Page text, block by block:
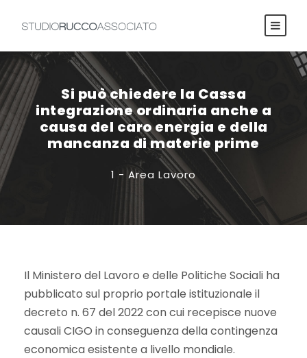
Si può chiedere la Cassa
integrazione ordinaria anche a
causa del caro energia e della
mancanza di materie prime
1 - Area Lavoro
Il Ministero del Lavoro e delle Politiche Sociali ha
pubblicato sul proprio portale istituzionale il
decreto n. 67 del 2022 con cui recepisce nuove
causali CIGO in conseguenza della contingenza
economica esistente a livello mondiale.